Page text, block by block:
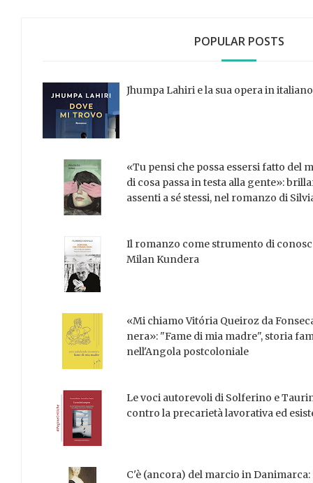
POPULAR POSTS
Jhumpa Lahiri e la sua opera in
«Tu pensi che possa essersi fatto del
di cosa passa in testa alla gente»:
assenti a sé stessi, nel romanzo di
Il romanzo come strumento di
Milan Kundera
«Mi chiamo Vitória Queiroz da
nera»: "Fame di mia madre", storia
nell'Angola postcoloniale
Le voci autorevoli di Solferino e
contro la precarietà lavorativa ed
C'è (ancora) del marcio in